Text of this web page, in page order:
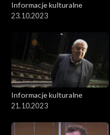
Informacje kulturalne
23.10.2023
Informacje kulturalne
21.10.2023